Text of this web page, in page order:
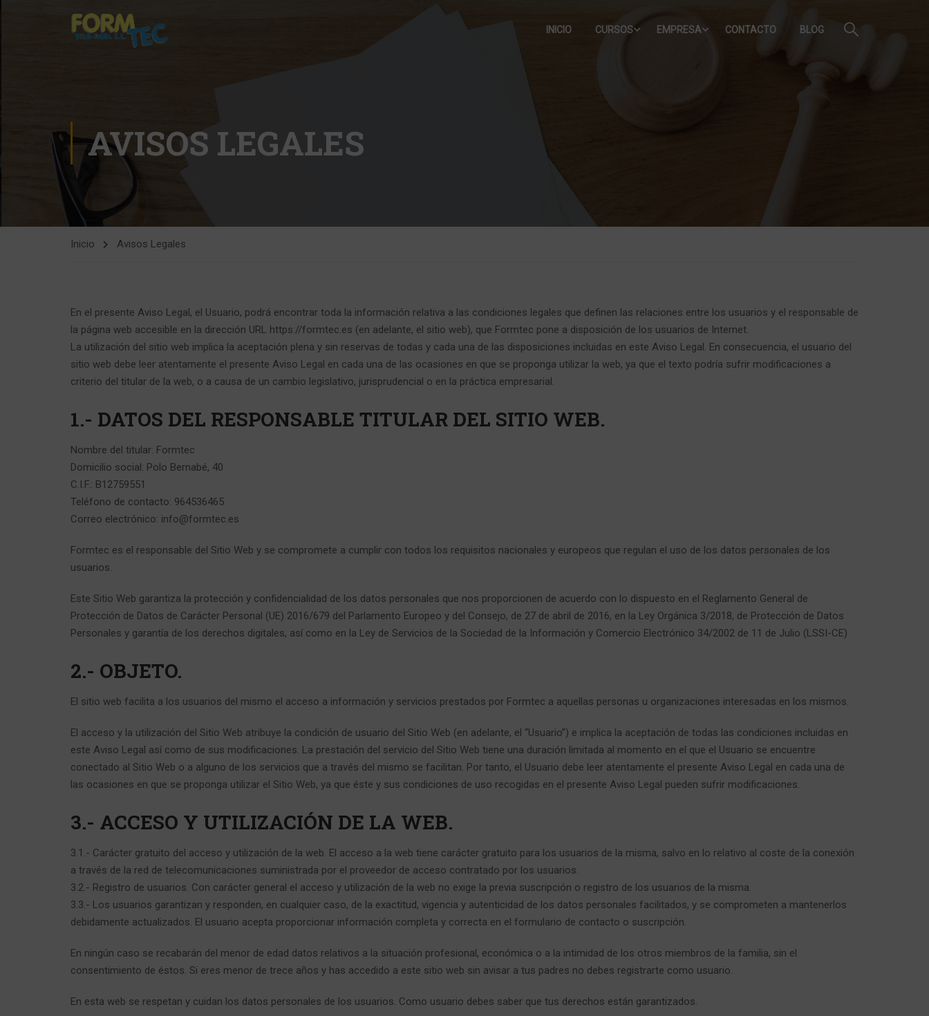
INICIO CURSOS EMPRESA CONTACTO BLOG
AVISOS LEGALES
Inicio Avisos Legales
En el presente Aviso Legal, el Usuario, podrá encontrar toda la información relativa a las condiciones legales que definen las relaciones entre los usuarios y el responsable de
la página web accesible en la dirección URL https://formtec.es (en adelante, el sitio web), que Formtec pone a disposición de los usuarios de Internet.
La utilización del sitio web implica la aceptación plena y sin reservas de todas y cada una de las disposiciones incluidas en este Aviso Legal. En consecuencia, el usuario del
sitio web debe leer atentamente el presente Aviso Legal en cada una de las ocasiones en que se proponga utilizar la web, ya que el texto podría sufrir modificaciones a
criterio del titular de la web, o a causa de un cambio legislativo, jurisprudencial o en la práctica empresarial.
1.- DATOS DEL RESPONSABLE TITULAR DEL SITIO WEB.
Nombre del titular: Formtec
Domicilio social: Polo Bernabé, 40
C.I.F.: B12759551
Teléfono de contacto: 964536465
Correo electrónico: info@formtec.es
Formtec es el responsable del Sitio Web y se compromete a cumplir con todos los requisitos nacionales y europeos que regulan el uso de los datos personales de los
usuarios.
Este Sitio Web garantiza la protección y confidencialidad de los datos personales que nos proporcionen de acuerdo con lo dispuesto en el Reglamento General de
Protección de Datos de Carácter Personal (UE) 2016/679 del Parlamento Europeo y del Consejo, de 27 de abril de 2016, en la Ley Orgánica 3/2018, de Protección de Datos
Personales y garantía de los derechos digitales, así como en la Ley de Servicios de la Sociedad de la Información y Comercio Electrónico 34/2002 de 11 de Julio (LSSI-CE)
2.- OBJETO.
El sitio web facilita a los usuarios del mismo el acceso a información y servicios prestados por Formtec a aquellas personas u organizaciones interesadas en los mismos.
El acceso y la utilización del Sitio Web atribuye la condición de usuario del Sitio Web (en adelante, el “Usuario”) e implica la aceptación de todas las condiciones incluidas en
este Aviso Legal así como de sus modificaciones. La prestación del servicio del Sitio Web tiene una duración limitada al momento en el que el Usuario se encuentre
conectado al Sitio Web o a alguno de los servicios que a través del mismo se facilitan. Por tanto, el Usuario debe leer atentamente el presente Aviso Legal en cada una de
las ocasiones en que se proponga utilizar el Sitio Web, ya que éste y sus condiciones de uso recogidas en el presente Aviso Legal pueden sufrir modificaciones.
3.- ACCESO Y UTILIZACIÓN DE LA WEB.
3.1.- Carácter gratuito del acceso y utilización de la web. El acceso a la web tiene carácter gratuito para los usuarios de la misma, salvo en lo relativo al coste de la conexión
a través de la red de telecomunicaciones suministrada por el proveedor de acceso contratado por los usuarios.
3.2.- Registro de usuarios. Con carácter general el acceso y utilización de la web no exige la previa suscripción o registro de los usuarios de la misma.
3.3.- Los usuarios garantizan y responden, en cualquier caso, de la exactitud, vigencia y autenticidad de los datos personales facilitados, y se comprometen a mantenerlos
debidamente actualizados. El usuario acepta proporcionar información completa y correcta en el formulario de contacto o suscripción.
En ningún caso se recabarán del menor de edad datos relativos a la situación profesional, económica o a la intimidad de los otros miembros de la familia, sin el
consentimiento de éstos. Si eres menor de trece años y has accedido a este sitio web sin avisar a tus padres no debes registrarte como usuario.
En esta web se respetan y cuidan los datos personales de los usuarios. Como usuario debes saber que tus derechos están garantizados.